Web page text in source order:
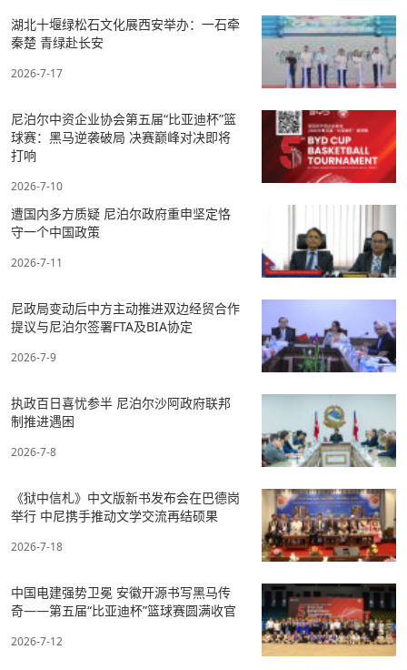
湖北十堰绿松石文化展西安举办：一石牵
秦楚 青绿赴长安
2026-7-17
尼泊尔中资企业协会第五届“比亚迪杯”篮
球赛：黑马逆袭破局 决赛巅峰对决即将
打响
2026-7-10
遭国内多方质疑 尼泊尔政府重申坚定恪
守一个中国政策
2026-7-11
尼政局变动后中方主动推进双边经贸合作
提议与尼泊尔签署FTA及BIA协定
2026-7-9
执政百日喜忧参半 尼泊尔沙阿政府联邦
制推进遇困
2026-7-8
《狱中信札》中文版新书发布会在巴德岗
举行 中尼携手推动文学交流再结硕果
2026-7-18
中国电建强势卫冕 安徽开源书写黑马传
奇——第五届“比亚迪杯”篮球赛圆满收官
2026-7-12